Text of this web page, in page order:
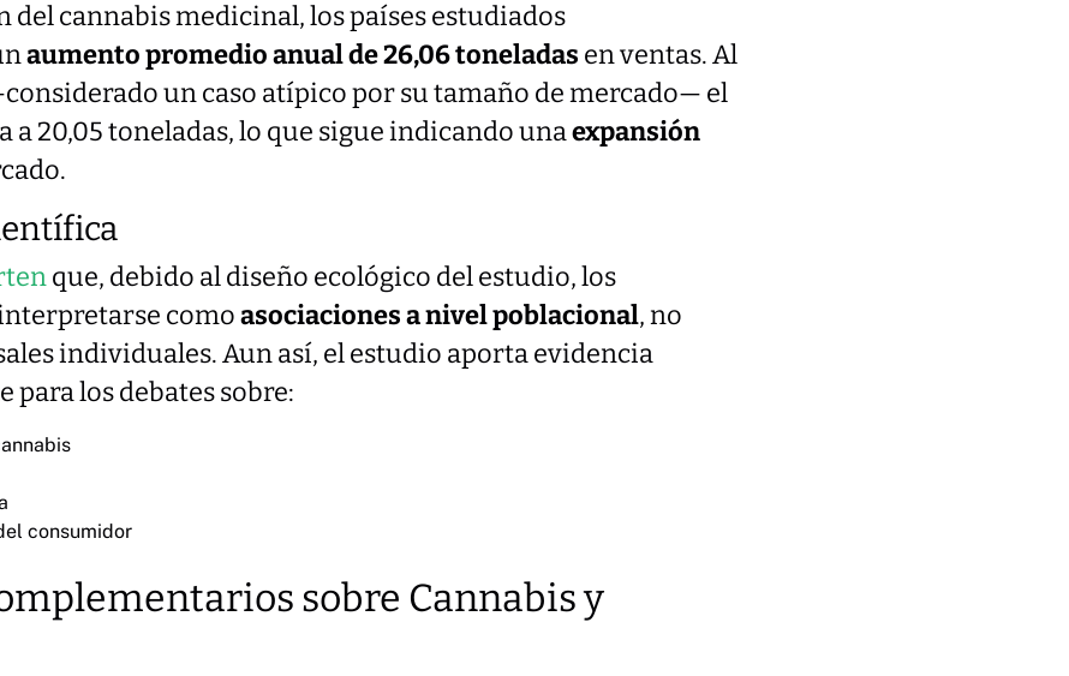
del cannabis medicinal, los países estudiados
aumento promedio anual de 26,06 toneladas en ventas. Al
un caso atípico por su tamaño de mercado— el
a 20,05 toneladas, lo que sigue indicando unaexpansión
que, debido al diseño ecológico del estudio, los
comoasociaciones a nivel poblacional, no
individuales. Aun así, el estudio aporta evidencia
para los debates sobre:
consumidor
sobre Cannabis y